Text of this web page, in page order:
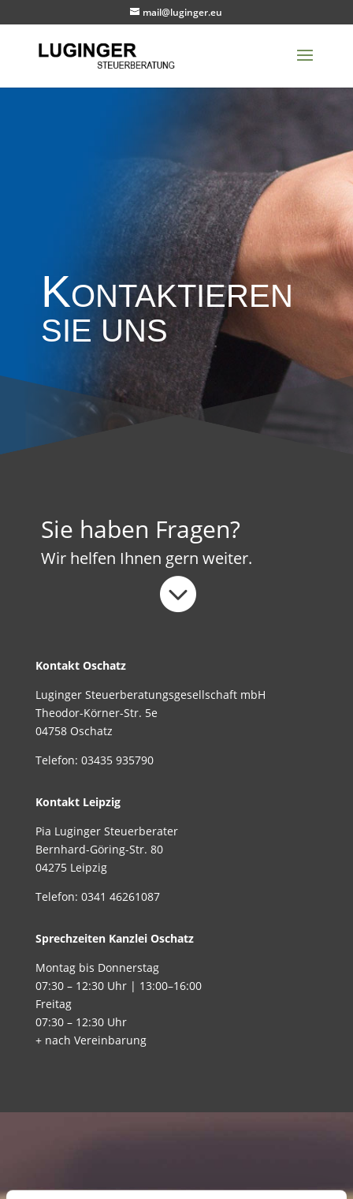
mail@luginger.eu
Kontaktieren
SIE UNS
Sie haben Fragen?
Wir helfen Ihnen gern weiter.

Kon­takt Oschatz
Lug­in­ger Steuer­ber­atungs­ge­sellschaft mbH
Theodor-Körn­er-Str. 5e
04758 Oschatz
Tele­fon: 03435 935790
Kon­takt Leipzig
Pia Lug­in­ger Steuer­ber­ater
Bern­hard-Göring-Str. 80
04275 Leipzig
Tele­fon: 0341 46261087
Sprechzeit­en Kan­zlei Oschatz
Mon­tag bis Don­ner­stag
07:30 – 12:30 Uhr | 13:00–16:00
Fre­itag
07:30 – 12:30 Uhr
+ nach Vereinbarung